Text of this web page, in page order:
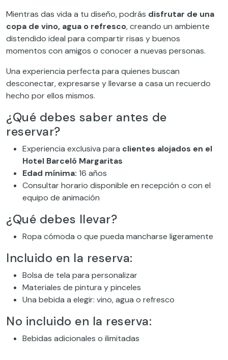
Mientras das vida a tu diseño, podrás disfrutar de una
copa de vino, agua o refresco, creando un ambiente
distendido ideal para compartir risas y buenos
momentos con amigos o conocer a nuevas personas.
Una experiencia perfecta para quienes buscan
desconectar, expresarse y llevarse a casa un recuerdo
hecho por ellos mismos.
¿Qué debes saber antes de
reservar?
Experiencia exclusiva para clientes alojados en el
Hotel Barceló Margaritas
Edad mínima: 16 años
Consultar horario disponible en recepción o con el
equipo de animación
¿Qué debes llevar?
Ropa cómoda o que pueda mancharse ligeramente
Incluido en la reserva:
Bolsa de tela para personalizar
Materiales de pintura y pinceles
Una bebida a elegir: vino, agua o refresco
No incluido en la reserva:
Bebidas adicionales o ilimitadas